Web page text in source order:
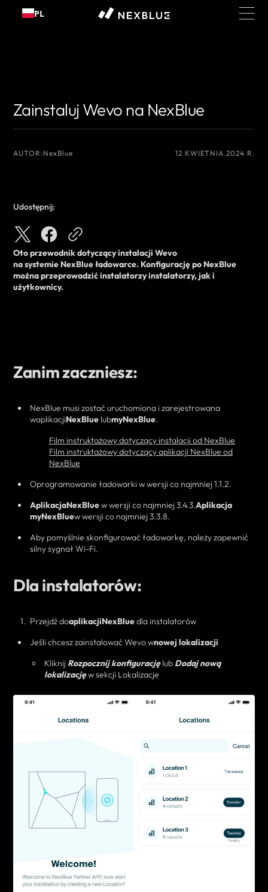
do
PL
Zainstaluj Wevo na NexBlue
AUTOR:NexBlue 12 KWIETNIA 2024 R.
Udostępnij:
Oto przewodnik dotyczącyinstalacji Wevo
nasystemie NexBlueładowarce. Konfigurację po NexBlue
można przeprowadzićinstalatorzyinstalatorzy, jak i
użytkownicy.
Zanim zaczniesz:
NexBlue musi zostać uruchomiona i zarejestrowana
waplikacjiNexBlue lubmyNexBlue.
Film instruktażowy dotyczący instalacji od NexBlue
Film instruktażowy dotyczący aplikacji NexBlue od
NexBlue
Oprogramowanie ładowarki w wersji co najmniej 1.1.2.
AplikacjaNexBluew wersji co najmniej 3.4.3.Aplikacja
myNexBluew wersji co najmniej 3.3.8.
Aby pomyślnie skonfigurować ładowarkę, należy zapewnić
silny sygnał Wi-Fi.
Dla instalatorów:
Przejdź doaplikacjiNexBluedla instalatorów
Jeśli chceszzainstalować Wevo wnowej lokalizacji
Kliknij Rozpocznij konfigurację lub Dodaj nową
lokalizacjęw sekcji Lokalizacje